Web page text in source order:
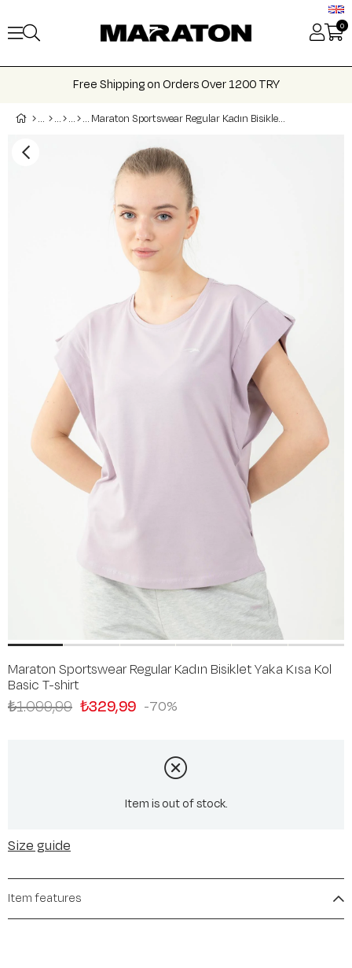
0
Free Shipping on Orders Over 1200 TRY
Maraton Sportswear Regular Kadın Bisiklet Yaka Kısa Kol Basic T-shirt 21992
Maraton Sportswear Regular Kadın Bisiklet Yaka Kısa Kol
Basic T-shirt
70
₺1.099,99 ₺329,99
Item is out of stock.
Size guide
Item features